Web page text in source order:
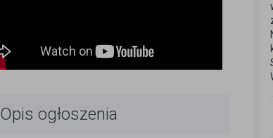
Opis ogłoszenia